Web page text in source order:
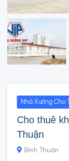
Nhà Xưởng Cho
Cho thuê
Thuận
Bình Thuận